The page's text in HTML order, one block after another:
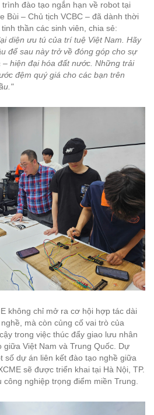
đào tạo ngắn hạn về robot tại
Bùi – Chủ tịch VCBC – đã dành thời
thần các sinh viên, chia sẻ:
diện ưu tú của trí tuệ Việt Nam. Hãy
để sau này trở về đóng góp cho sự
hiện đại hóa đất nước. Những trải
đệm quý giá cho các bạn trên
không chỉ mở ra cơ hội hợp tác dài
mà còn củng cố vai trò của
trong việc thúc đẩy giao lưu nhân
Việt Nam và Trung Quốc. Dự
số dự án liên kết đào tạo nghề giữa
sẽ được triển khai tại Hà Nội, TP.
nghiệp trọng điểm miền Trung.